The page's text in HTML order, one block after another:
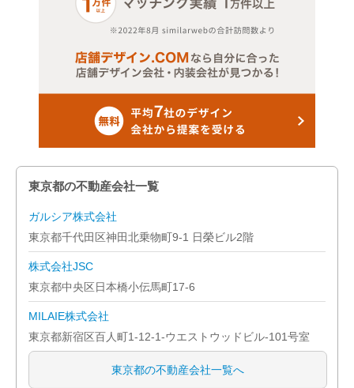
東京都の不動産会社一覧
ガルシア株式会社
東京都千代田区神田北乗物町9-1 日榮ビル2階
株式会社JSC
東京都中央区日本橋小伝馬町17-6
MILAIE株式会社
東京都新宿区百人町1-12-1-ウエストウッドビル-101号室
東京都の不動産会社一覧へ